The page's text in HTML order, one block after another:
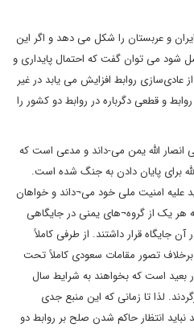
و عربستان را شکل می دهد و اگر این
شود می توان گفت که احتمال پایداری و
عادی‌سازی روابط افزایش می یابد در غیر
و قطعی دگرباره در روابط دو کشور را
انصار الله یمن می-داند و مدعی است که
برای پایان دادن به جنگ شده است.
علیه امنیت ملی خود می¬داند و خواهان
یک از گروه¬های یمنی در جایگاهی
جایگاه قرار داشتند. از طرفی کاملاً
تصور مقامات سعودی کاملاً تحت
بعید است که بخواهند به شرایط سال
لذا تا زمانی که این منبع جدی
نباید انتظار حاکم شدن صلح بر روابط دو